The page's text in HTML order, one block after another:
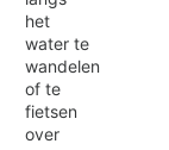
het
water te
wandelen
of te
fietsen
over